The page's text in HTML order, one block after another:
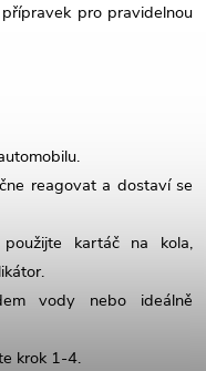
pro pravidelnou
reagovat a dostaví se
kartáč na kola,
vody nebo ideálně
krok 1-4.